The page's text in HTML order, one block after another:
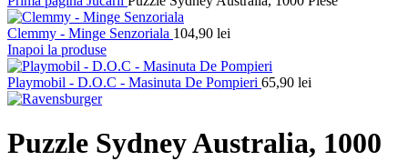
Clemmy - Minge Senzoriala 104,90 lei
Inapoi la produse
Playmobil - D.O.C - Masinuta De Pompieri 65,90 lei
Puzzle Sydney Australia, 1000